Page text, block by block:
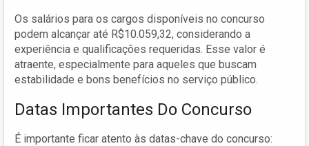
Os salários para os cargos disponíveis no concurso
podem alcançar até R$10.059,32, considerando a
experiência e qualificações requeridas. Esse valor é
atraente, especialmente para aqueles que buscam
estabilidade e bons benefícios no serviço público.
Datas Importantes Do Concurso
É importante ficar atento às datas-chave do concurso: